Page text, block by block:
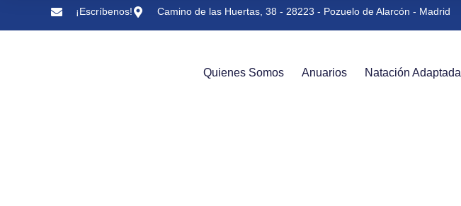
¡Escríbenos! Camino de las Huertas, 38 - 28223 - Pozuelo de Alarcón - Madrid
Quienes Somos Anuarios Natación Adaptada